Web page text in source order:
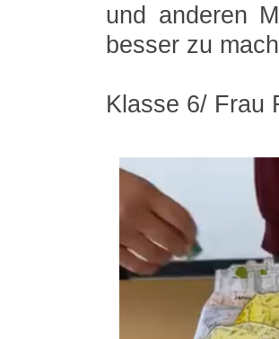
und anderen
besser zu
Klasse 6/ Frau